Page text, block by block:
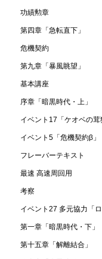
功績勲章
第四章「急転直下」
危機契約
第九章「暴風眺望」
基本講座
序章「暗黒時代・上」
イベント17「ケオベの茸
イベント5「危機契約β」
フレーバーテキスト
最速 高速周回用
考察
イベント27 多元協力「ロ
第一章「暗黒時代・下」
第十五章「解離結合」